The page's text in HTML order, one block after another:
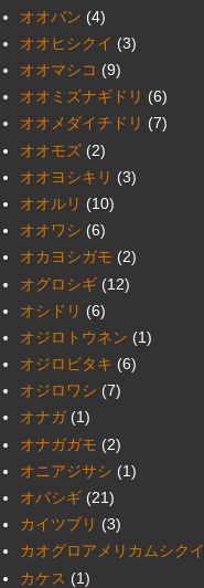
オオバン (4)
オオヒシクイ (3)
オオマシコ (9)
オオミズナギドリ (6)
オオメダイチドリ (7)
オオモズ (2)
オオヨシキリ (3)
オオルリ (10)
オオワシ (6)
オカヨシガモ (2)
オグロシギ (12)
オシドリ (6)
オジロトウネン (1)
オジロビタキ (6)
オジロワシ (7)
オナガ (1)
オナガガモ (2)
オニアジサシ (1)
オバシギ (21)
カイツブリ (3)
カオグロアメリカムシクイ
カケス (1)